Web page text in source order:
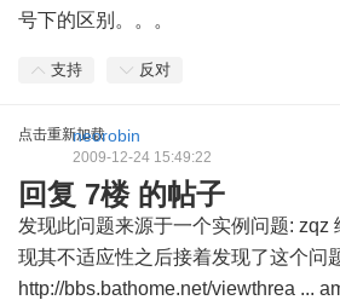
号下的区别。。。
支持 反对
点击重新加载neorobin
2009-12-24 15:49:22
回复 7楼 的帖子
发现此问题来源于一个实例问题: zqz
现其不适应性之后接着发现了这个问
http://bbs.bathome.net/viewthrea ...